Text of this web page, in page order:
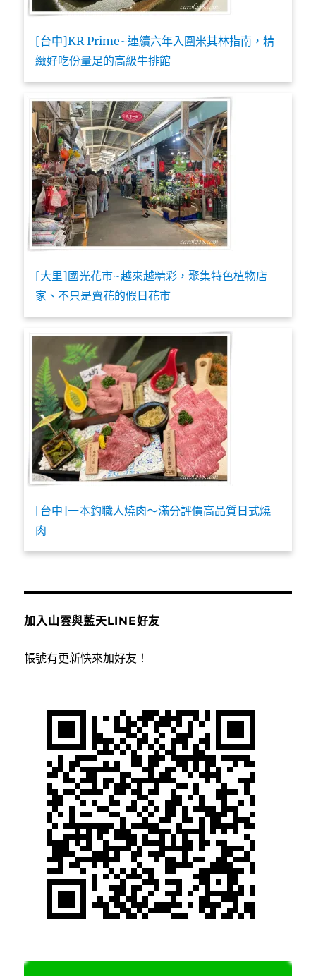
[台中]KR Prime~連續六年入圍米其林指南，精
緻好吃份量足的高級牛排館
[大里]國光花市~越來越精彩，聚集特色植物店
家、不只是賣花的假日花市
[台中]一本釣職人燒肉～滿分評價高品質日式燒
肉
加入山雲與藍天LINE好友
帳號有更新快來加好友！